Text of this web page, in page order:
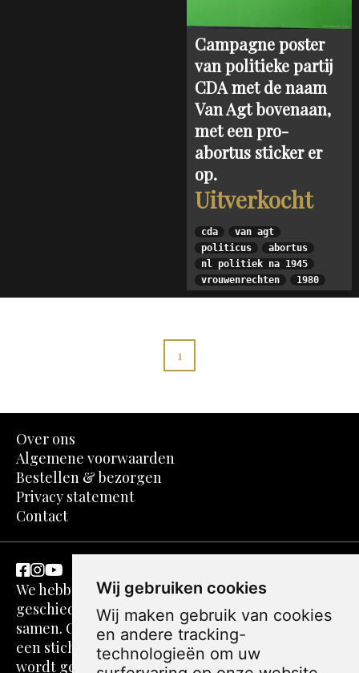
Wij gebruiken cookies
Wij maken gebruik van cookies
en andere tracking-
technologieën om uw
Campagne poster
van politieke partij
CDA met de naam
Van Agt bovenaan,
met een pro-
abortus sticker er
op.
Uitverkocht
cda
van agt
politicus
abortus
nl politiek na 1945
vrouwenrechten
1980
1
Over ons
Algemene voorwaarden
Bestellen & bezorgen
Privacy statement
Contact
We hebben een passie voor kunst en
geschiedenis. Dit komt in spotprenten perfect
samen. Ons verhaal gaat echter verder. We zijn
een stichting zonder winstoogmerk. De webshop
wordt gerund door volwassenen die vaak over